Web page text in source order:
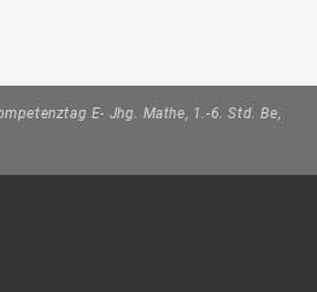
E- Jhg. Mathe, 1.-6. Std. Be,